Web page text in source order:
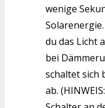
wenige
du das Licht
bei
schaltet sich
ab.